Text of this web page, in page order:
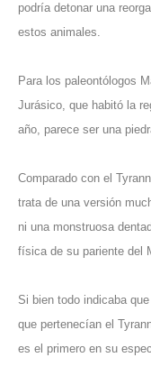
podría detonar una
estos animales.
Para los paleontólogos
Jurásico, que habitó la
año, parece ser una
Comparado con el
trata de una versión
ni una monstruosa
física de su pariente del
Si bien todo indicaba
que pertenecían el
es el primero en su